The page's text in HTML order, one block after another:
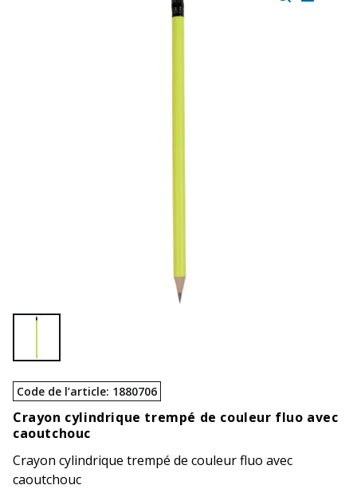
Code de l’article: 1880706
Crayon cylindrique trempé de couleur fluo avec
caoutchouc
Crayon cylindrique trempé de couleur fluo avec
caoutchouc